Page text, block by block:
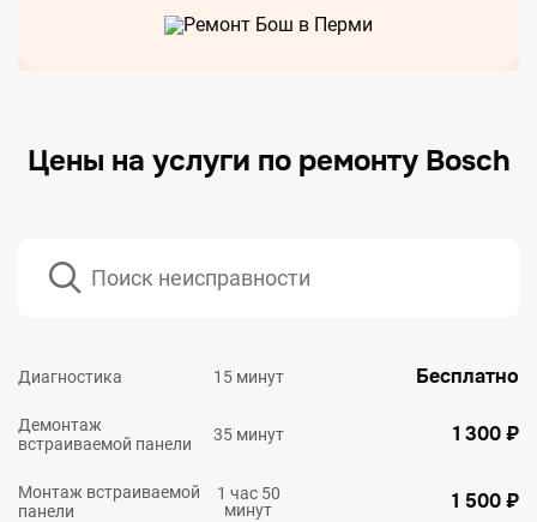
Цены на услуги по ремонту Bosch
Диагностика 15 минут Бесплатно
Демонтаж
встраиваемой панели
35 минут 1 300 ₽
Монтаж встраиваемой
панели
1 час 50
минут
1 500 ₽